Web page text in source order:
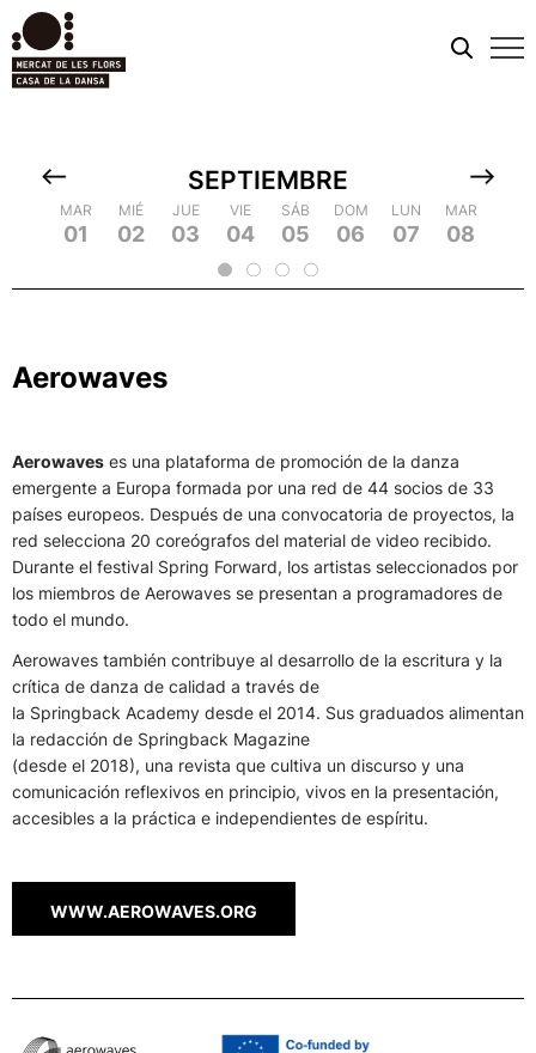
MIÉ
19
JUE
20
VIE
21
SÁB
22
DOM
23
LUN
24
MAR
25
MIÉ
26
JUE
10
VIE
11
SÁB
12
DOM
13
LUN
14
MAR
15
MIÉ
16
JUE
17
SEPTIEMBRE
MAR
01
MIÉ
02
JUE
03
VIE
04
SÁB
05
DOM
06
LUN
07
MAR
08
Aerowaves
Aerowaves es una plataforma de promoción de la danza
emergente a Europa formada por una red de 44 socios de 33
países europeos. Después de una convocatoria de proyectos, la
red selecciona 20 coreógrafos del material de video recibido.
Durante el festival Spring Forward, los artistas seleccionados por
los miembros de Aerowaves se presentan a programadores de
todo el mundo.
Aerowaves también contribuye al desarrollo de la escritura y la
crítica de danza de calidad a través de
la Springback Academy desde el 2014. Sus graduados alimentan
la redacción de Springback Magazine
(desde el 2018), una revista que cultiva un discurso y una
comunicación reflexivos en principio, vivos en la presentación,
accesibles a la práctica e independientes de espíritu.
WWW.AEROWAVES.ORG